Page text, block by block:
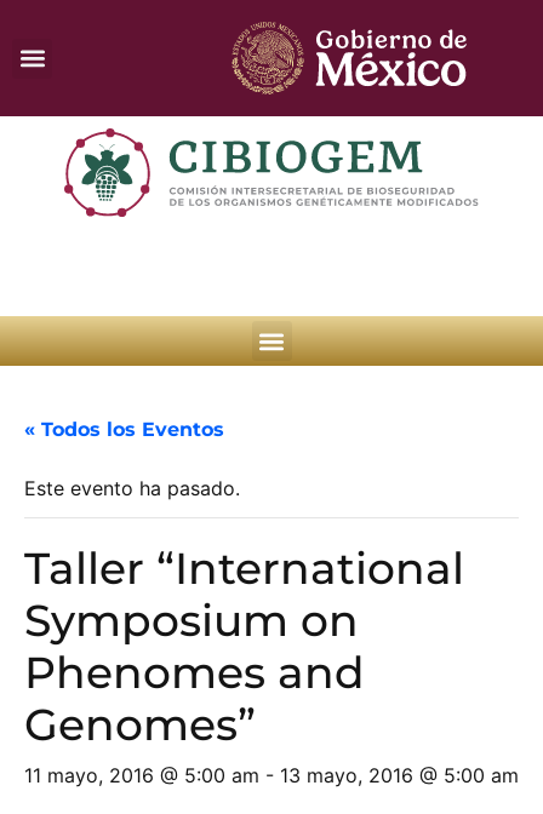
« Todos los Eventos
Este evento ha pasado.
Taller “International
Symposium on
Phenomes and
Genomes”
11 mayo, 2016 @ 5:00 am - 13 mayo, 2016 @ 5:00 am